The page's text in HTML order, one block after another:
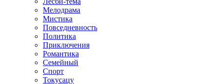
Мелодрама
Мистика
Повседневность
Политика
Приключения
Романтика
Семейный
Спорт
Токусацу